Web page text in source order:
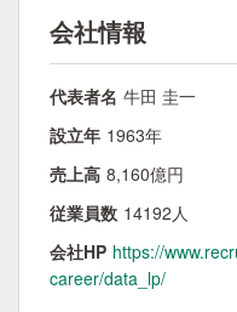
会社情報
代表者名 牛田 圭一
設立年 1963年
売上高 8,160億円
従業員数 14192人
会社HP https://
career/data_lp/